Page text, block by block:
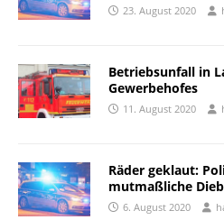
23. August 2020
Betriebsunfall in
Gewerbehofes
11. August 2020
Räder geklaut:
mutmaßliche
6. August 2020